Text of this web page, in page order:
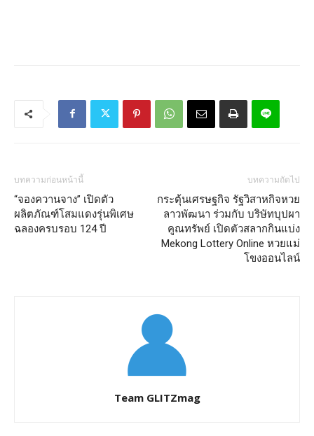
บทความก่อนหน้านี้
“จองควานจาง” เปิดตัว
ผลิตภัณฑ์โสมแดงรุ่นพิเศษ
ฉลองครบรอบ 124 ปี
บทความถัดไป
กระตุ้นเศรษฐกิจ รัฐวิสาหกิจหวย
ลาวพัฒนา ร่วมกับ บริษัทบุปผา
คูณทรัพย์ เปิดตัวสลากกินแบ่ง
Mekong Lottery Online หวยแม่
โขงออนไลน์
Team GLITZmag